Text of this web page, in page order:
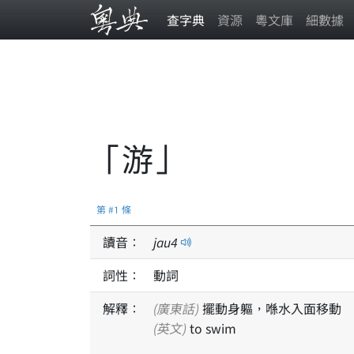
查字典 資源 粵文庫 細數據
「游」
第 #1 條
讀音： jau4
詞性：
動詞
解釋：
(廣東話) 擺動身軀，喺水入面移動
(英文) to swim